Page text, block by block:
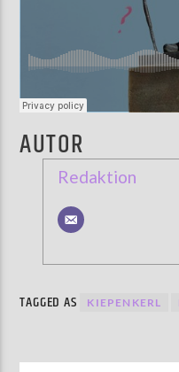
AUTOR
Redaktion
TAGGED AS KIEPENKERL